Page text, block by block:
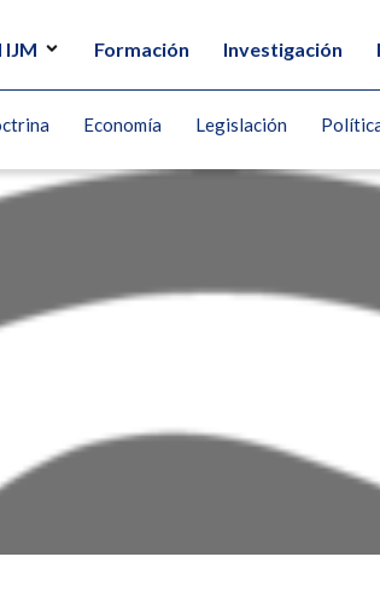
IJM Formación Investigación
Economía Legislación